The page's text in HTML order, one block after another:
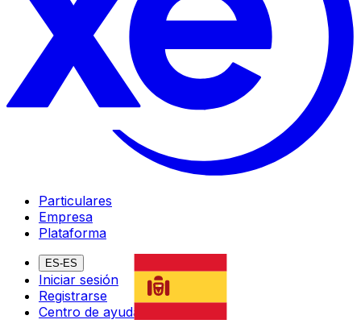
Particulares
Empresa
Plataforma
ES-ES
Iniciar sesión
Registrarse
Centro de ayuda